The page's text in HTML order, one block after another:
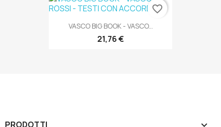
VASCO BIG BOOK - VASCO...
21,76 €
favorite_border
PRODOTTI